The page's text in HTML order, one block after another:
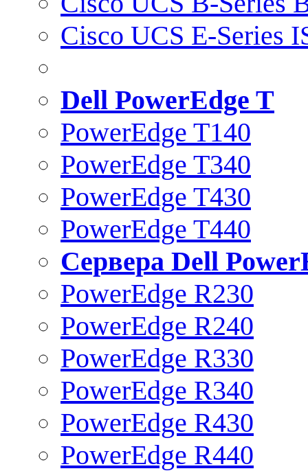
Cisco UCS E-Series
Dell PowerEdge T
PowerEdge T140
PowerEdge T340
PowerEdge T430
PowerEdge T440
Сервера Dell
PowerEdge R230
PowerEdge R240
PowerEdge R330
PowerEdge R340
PowerEdge R430
PowerEdge R440